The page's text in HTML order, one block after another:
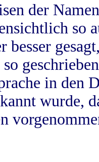
der
so
besser
so
in
wurde,